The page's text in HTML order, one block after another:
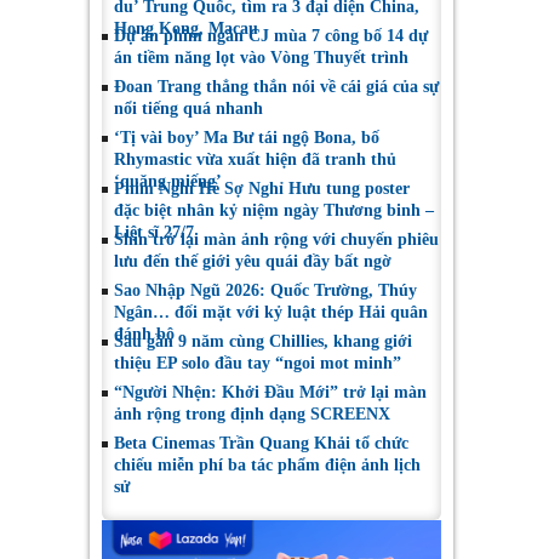
du’ Trung Quốc, tìm ra 3 đại diện China,
Hong Kong, Macau
Dự án phim ngắn CJ mùa 7 công bố 14 dự
án tiềm năng lọt vào Vòng Thuyết trình
Đoan Trang thẳng thắn nói về cái giá của sự
nổi tiếng quá nhanh
‘Tị vài boy’ Ma Bư tái ngộ Bona, bố
Rhymastic vừa xuất hiện đã tranh thủ
‘quăng miếng’
Phim Nghỉ Hè Sợ Nghỉ Hưu tung poster
đặc biệt nhân kỷ niệm ngày Thương binh –
Liệt sĩ 27/7
Shin trở lại màn ảnh rộng với chuyến phiêu
lưu đến thế giới yêu quái đầy bất ngờ
Sao Nhập Ngũ 2026: Quốc Trường, Thúy
Ngân… đối mặt với kỷ luật thép Hải quân
đánh bộ
Sau gần 9 năm cùng Chillies, khang giới
thiệu EP solo đầu tay “ngoi mot minh”
“Người Nhện: Khởi Đầu Mới” trở lại màn
ảnh rộng trong định dạng SCREENX
Beta Cinemas Trần Quang Khải tổ chức
chiếu miễn phí ba tác phẩm điện ảnh lịch
sử